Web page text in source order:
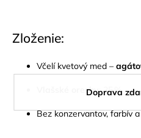
Doprava
Zloženie:
Včelí kvetový med –
Vlašské orechy: 35 %
Bez konzervantov, farbív